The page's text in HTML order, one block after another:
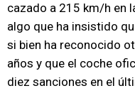
cazado a 215 km/h en
algo que ha insistido
si bien ha reconocido
años y que el coche
diez sanciones en el